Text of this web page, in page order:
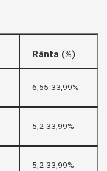
Ränta (%)
6,55-33,99%
5,2-33,99%
5,2-33,99%